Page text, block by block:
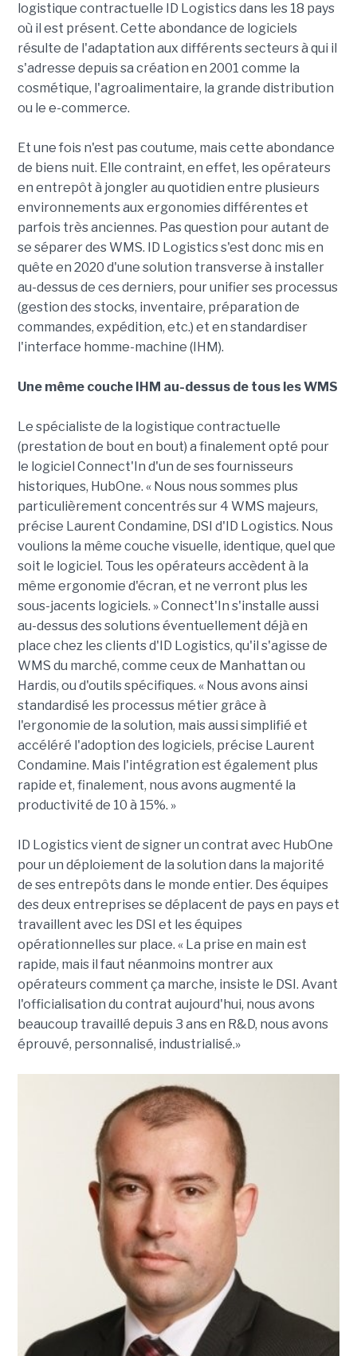
logistique contractuelle ID Logistics dans les 18 pays
où il est présent. Cette abondance de logiciels
résulte de l'adaptation aux différents secteurs à qui il
s'adresse depuis sa création en 2001 comme la
cosmétique, l'agroalimentaire, la grande distribution
ou le e-commerce.
Et une fois n'est pas coutume, mais cette abondance
de biens nuit. Elle contraint, en effet, les opérateurs
en entrepôt à jongler au quotidien entre plusieurs
environnements aux ergonomies différentes et
parfois très anciennes. Pas question pour autant de
se séparer des WMS. ID Logistics s'est donc mis en
quête en 2020 d'une solution transverse à installer
au-dessus de ces derniers, pour unifier ses processus
(gestion des stocks, inventaire, préparation de
commandes, expédition, etc.) et en standardiser
l'interface homme-machine (IHM).
Une même couche IHM au-dessus de tous les WMS
Le spécialiste de la logistique contractuelle
(prestation de bout en bout) a finalement opté pour
le logiciel Connect'In d'un de ses fournisseurs
historiques, HubOne. « Nous nous sommes plus
particulièrement concentrés sur 4 WMS majeurs,
précise Laurent Condamine, DSI d'ID Logistics. Nous
voulions la même couche visuelle, identique, quel que
soit le logiciel. Tous les opérateurs accèdent à la
même ergonomie d'écran, et ne verront plus les
sous-jacents logiciels. » Connect'In s'installe aussi
au-dessus des solutions éventuellement déjà en
place chez les clients d'ID Logistics, qu'il s'agisse de
WMS du marché, comme ceux de Manhattan ou
Hardis, ou d'outils spécifiques. « Nous avons ainsi
standardisé les processus métier grâce à
l'ergonomie de la solution, mais aussi simplifié et
accéléré l'adoption des logiciels, précise Laurent
Condamine. Mais l'intégration est également plus
rapide et, finalement, nous avons augmenté la
productivité de 10 à 15%. »
ID Logistics vient de signer un contrat avec HubOne
pour un déploiement de la solution dans la majorité
de ses entrepôts dans le monde entier. Des équipes
des deux entreprises se déplacent de pays en pays et
travaillent avec les DSI et les équipes
opérationnelles sur place. « La prise en main est
rapide, mais il faut néanmoins montrer aux
opérateurs comment ça marche, insiste le DSI. Avant
l'officialisation du contrat aujourd'hui, nous avons
beaucoup travaillé depuis 3 ans en R&D, nous avons
éprouvé, personnalisé, industrialisé.»